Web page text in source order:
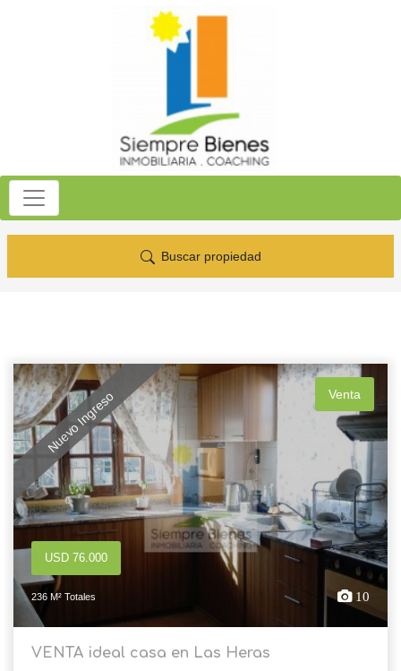
Buscar propiedad
Nuevo Ingreso Venta
USD 76.000
236 M² Totales 10
VENTA ideal casa en Las Heras